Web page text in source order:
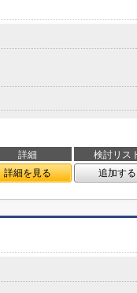
詳細
検討リス
詳細を見る 追加する